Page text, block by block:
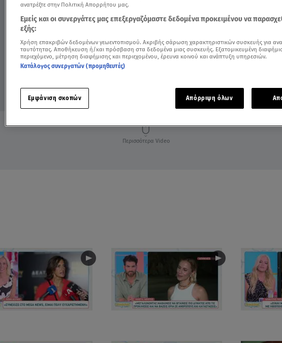
Περισσότερα Video
ανατρέξτε στην Πολιτική Απορρήτου μας.
Εμείς και οι συνεργάτες μας επεξεργαζόμαστε δεδομένα προκειμένου να
εξής:
Χρήση επακριβών δεδομένων γεωεντοπισμού. Ακριβής σάρωση χαρακτηριστικών συσκευής για
ταυτότητας. Αποθήκευση ή/και πρόσβαση στα δεδομένα μιας συσκευής. Εξατομικευμένη
περιεχόμενο, μέτρηση διαφήμισης και περιεχομένου, έρευνα κοινού και ανάπτυξη υπηρεσιών.
Κατάλογος συνεργατών (προμηθευτές)
Εμφάνιση σκοπών Απόρριψη όλων